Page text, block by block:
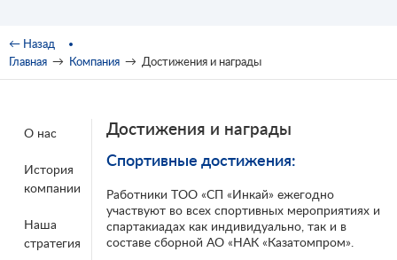
Вы здесь
← Назад
Главная → Компания → Достижения и награды
О нас
История
компании
Наша
стратегия
Достижения и награды
Спортивные достижения:
Работники ТОО «СП «Инкай» ежегодно
участвуют во всех спортивных мероприятиях и
спартакиадах как индивидуально, так и в
составе сборной АО «НАК «Казатомпром».